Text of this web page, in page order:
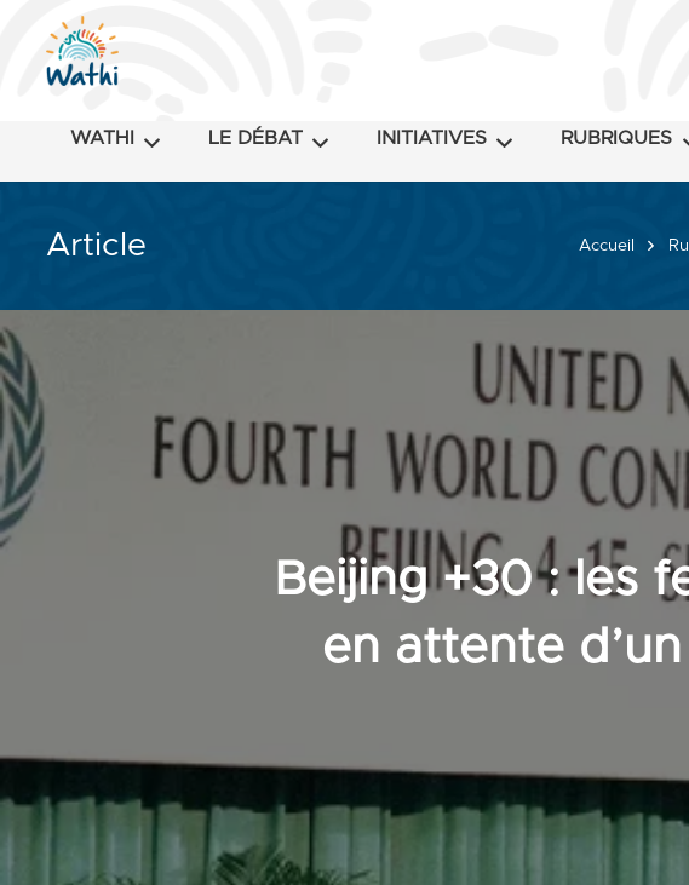
WATHI LE DÉBAT INITIATIVES RUBRIQUES
Article Accueil
Beijing +30 : les
en attente